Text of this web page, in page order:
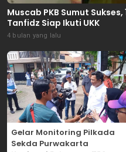
Muscab PKB Sumut
Tanfidz Siap Ikuti UKK
4 bulan yang lalu
Gelar Monitoring Pilkada
Sekda Purwakarta